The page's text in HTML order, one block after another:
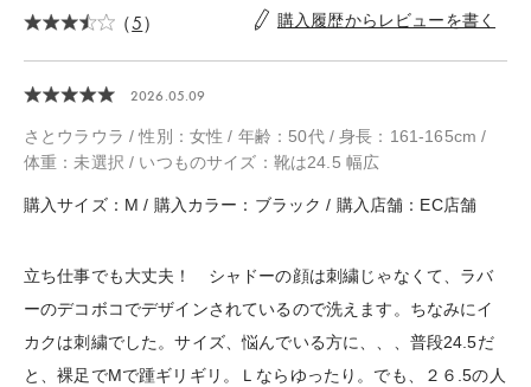
（5） 購入履歴からレビューを書く
2026.05.09
さとウラウラ / 性別：女性 / 年齢：50代 / 身長：161-165cm /
体重：未選択 / いつものサイズ：靴は24.5 幅広
購入サイズ：M / 購入カラー：ブラック / 購入店舗：EC店舗
立ち仕事でも大丈夫！ シャドーの顔は刺繍じゃなくて、ラバ
ーのデコボコでデザインされているので洗えます。ちなみにイ
カクは刺繍でした。サイズ、悩んでいる方に、、、普段24.5だ
と、裸足でMで踵ギリギリ。Ｌならゆったり。でも、２６.5の人